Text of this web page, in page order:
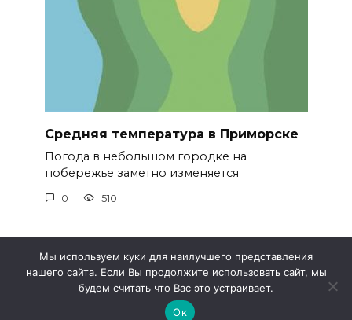
Средняя температура в Приморске
Погода в небольшом городке на
побережье заметно изменяется
0 510
© 2026 Метео 4
Мы используем куки для наилучшего представления
нашего сайта. Если Вы продолжите использовать сайт, мы
будем считать что Вас это устраивает.
Ок